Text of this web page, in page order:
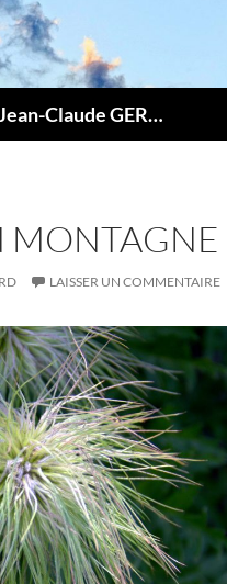
Regardauvergne – Gaël Jean-Claude GERARD
MONTAGNE
LAISSER UN COMMENTAIRE